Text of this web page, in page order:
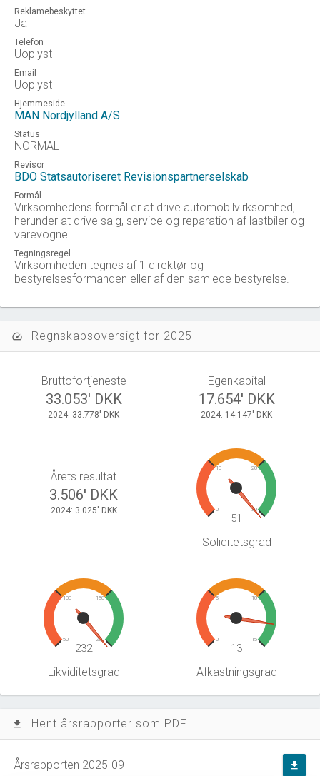
Reklamebeskyttet
Ja
Telefon
Uoplyst
Email
Uoplyst
Hjemmeside
MAN Nordjylland A/S
Status
NORMAL
Revisor
BDO Statsautoriseret Revisionspartnerselskab
Formål
Virksomhedens formål er at drive automobilvirksomhed,
herunder at drive salg, service og reparation af lastbiler og
varevogne.
Tegningsregel
Virksomheden tegnes af 1 direktør og
bestyrelsesformanden eller af den samlede bestyrelse.
speed Regnskabsoversigt for 2025
Bruttofortjeneste
33.053' DKK
2024: 33.778' DKK
Egenkapital
17.654' DKK
2024: 14.147' DKK
Årets resultat
3.506' DKK
2024: 3.025' DKK 0
10 20
30
51
Soliditetsgrad
50
100 150
200
232
Likviditetsgrad
0
5 10
15
13
Afkastningsgrad
file_download Hent årsrapporter som PDF
Årsrapporten 2025-09 file_download